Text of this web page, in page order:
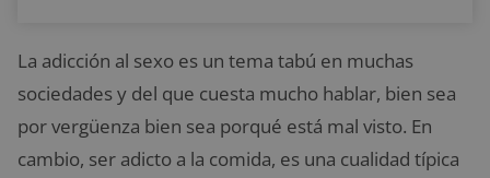
La adicción al sexo es un tema tabú en muchas
sociedades y del que cuesta mucho hablar, bien sea
por vergüenza bien sea porqué está mal visto. En
cambio, ser adicto a la comida, es una cualidad típica